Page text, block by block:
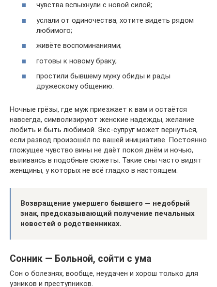
чувства вспыхнули с новой силой;
услали от одиночества, хотите видеть рядом
любимого;
живёте воспоминаниями;
готовы к новому браку;
простили бывшему мужу обиды и рады
дружескому общению.
Ночные грёзы, где муж приезжает к вам и остаётся
навсегда, символизируют женские надежды, желание
любить и быть любимой. Экс-супруг может вернуться,
если развод произошёл по вашей инициативе. Постоянно
гложущее чувство вины не даёт покоя днём и ночью,
выливаясь в подобные сюжеты. Такие сны часто видят
женщины, у которых не всё гладко в настоящем.
Возвращение умершего бывшего — недобрый
знак, предсказывающий получение печальных
новостей о родственниках.
Сонник — Больной, сойти с ума
Сон о болезнях, вообще, неудачен и хорош только для
узников и преступников.